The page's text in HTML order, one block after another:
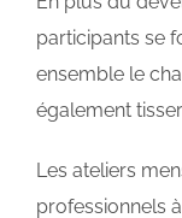
participants se
ensemble le
également
Les ateliers
professionnels